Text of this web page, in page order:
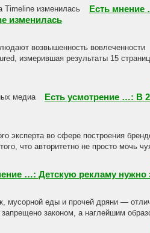
Есть мнение
изменилась
возвышенность вовлеченности
измерившая результаты 15
Есть усмотрение …: В
эксперта во сфере построения
что авторитетно не просто мочь
…: Детскую рекламу нужно
мусорной еды и прочей дряни —
законом, а наглейшим